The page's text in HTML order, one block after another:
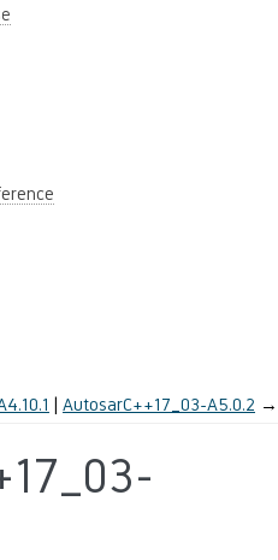
AutosarC++17_03-A5.0.2 →